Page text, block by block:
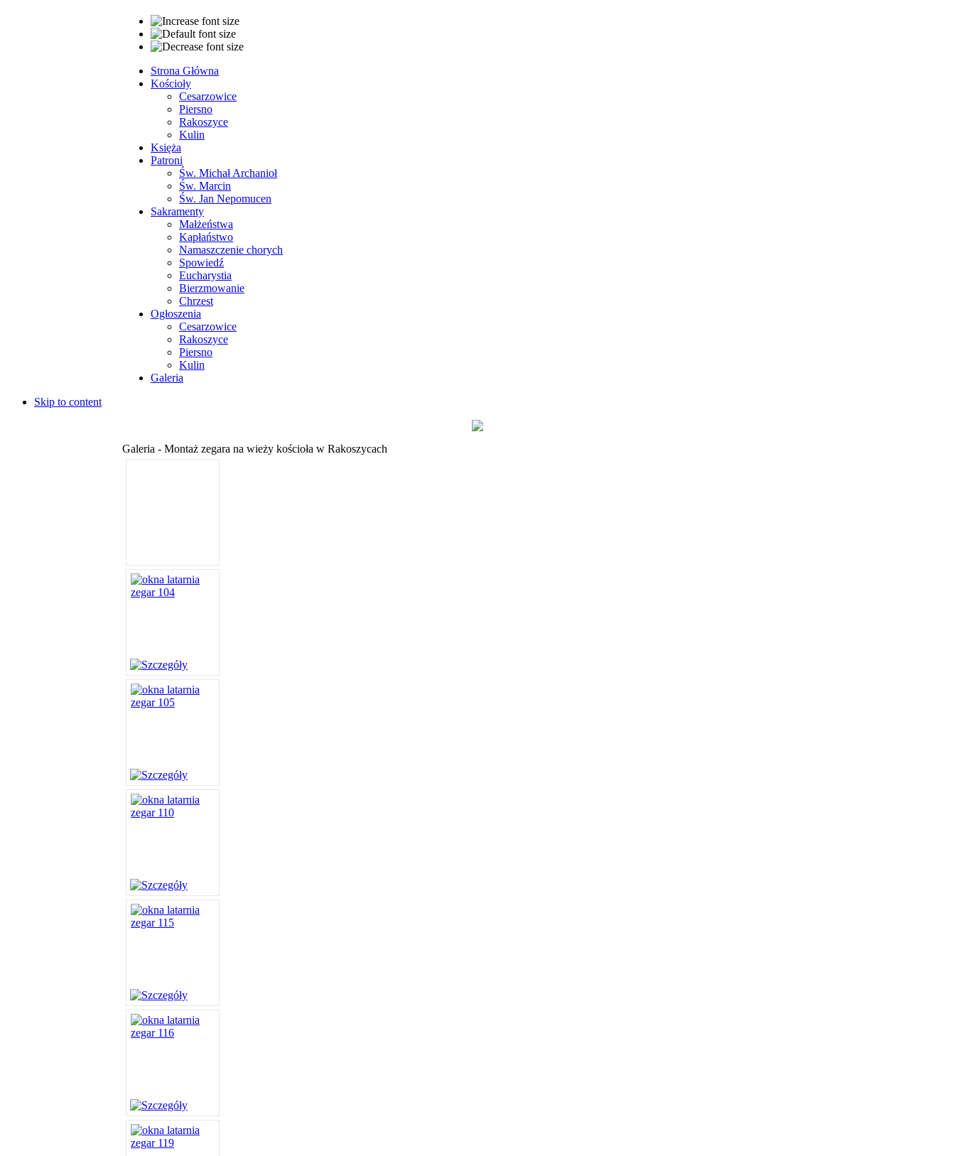
Strona Główna
Kościoły
Cesarzowice
Piersno
Rakoszyce
Kulin
Księża
Patroni
Św. Michał Archanioł
Św. Marcin
Św. Jan Nepomucen
Sakramenty
Małżeństwa
Kapłaństwo
Namaszczenie chorych
Spowiedź
Eucharystia
Bierzmowanie
Chrzest
Ogłoszenia
Cesarzowice
Rakoszyce
Piersno
Kulin
Galeria
Skip to content
Galeria - Montaż zegara na wieży kościoła w Rakoszycach